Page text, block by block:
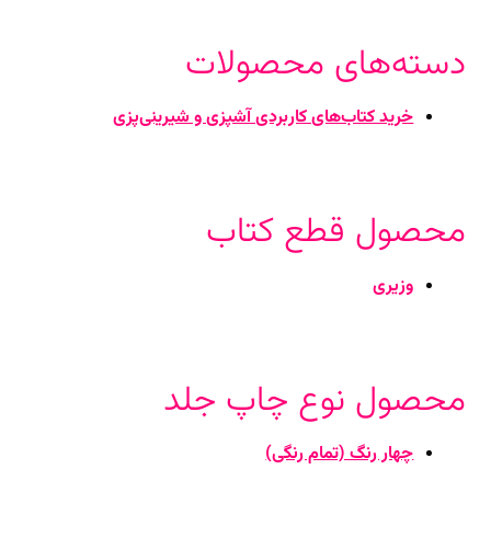
دسته‌های محصولات
خرید کتاب‌های کاربردی آشپزی و شیرینی‌پزی
محصول قطع کتاب
وزیری
محصول نوع چاپ جلد
چهار رنگ (تمام رنگی)